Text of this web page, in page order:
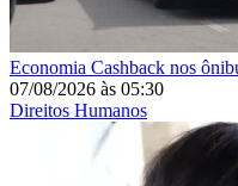
Economia Cashback nos
07/08/2026 às 05:30
Direitos Humanos